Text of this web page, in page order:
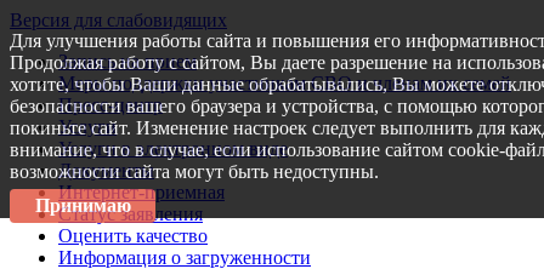
Версия для слабовидящих
Запись на прием
Меры поддержки участникам СВО и членам их семей
Пресс-центр
Услуги
Услуги в электронном виде
Документы
Интернет-приемная
Статус заявления
Оценить качество
Информация о загруженности
Для улучшения работы сайта и повышения его
Продолжая работу с сайтом, Вы даете разрешение на
хотите, чтобы Ваши данные обрабатывались, Вы можете
безопасности вашего браузера и устройства, с помощью
покиньте сайт. Изменение настроек следует выполнить для
внимание, что в случае, если использование сайтом cookie-
возможности сайта могут быть недоступны.
Принимаю